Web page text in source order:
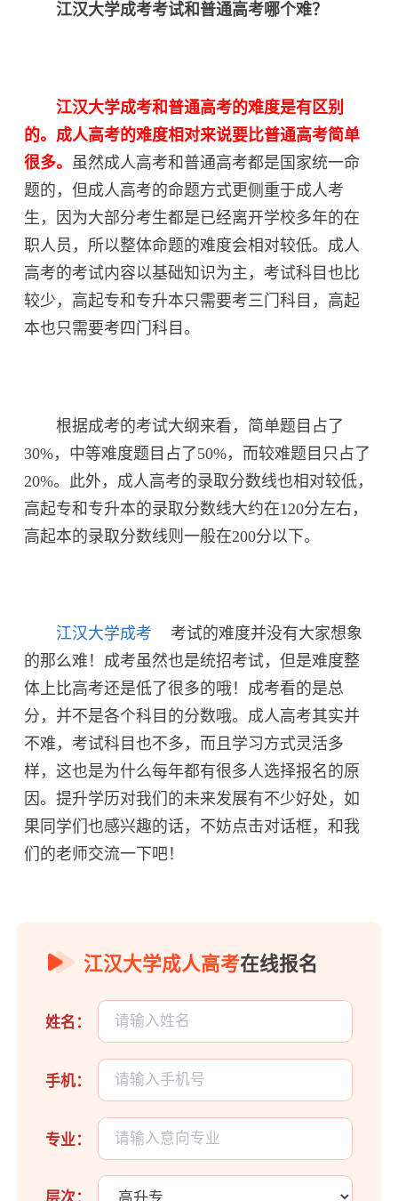
江汉大学成考考试和普通高考哪个难？
江汉大学成考和普通高考的难度是有区别
的。成人高考的难度相对来说要比普通高考简单
很多。 虽然成人高考和普通高考都是国家统一命
题的，但成人高考的命题方式更侧重于成人考
生，因为大部分考生都是已经离开学校多年的在
职人员，所以整体命题的难度会相对较低。成人
高考的考试内容以基础知识为主，考试科目也比
较少，高起专和专升本只需要考三门科目，高起
本也只需要考四门科目。
根据成考的考试大纲来看，简单题目占了
30%，中等难度题目占了50%，而较难题目只占了
20%。此外，成人高考的录取分数线也相对较低，
高起专和专升本的录取分数线大约在120分左右，
高起本的录取分数线则一般在200分以下。
江汉大学成考
考试的难度并没有大家想象
的那么难！成考虽然也是统招考试，但是难度整
体上比高考还是低了很多的哦！成考看的是总
分，并不是各个科目的分数哦。成人高考其实并
不难，考试科目也不多，而且学习方式灵活多
样，这也是为什么每年都有很多人选择报名的原
因。提升学历对我们的未来发展有不少好处，如
果同学们也感兴趣的话，不妨点击对话框，和我
们的老师交流一下吧！
江汉大学成人高考在线报名
姓名：
手机：
专业：